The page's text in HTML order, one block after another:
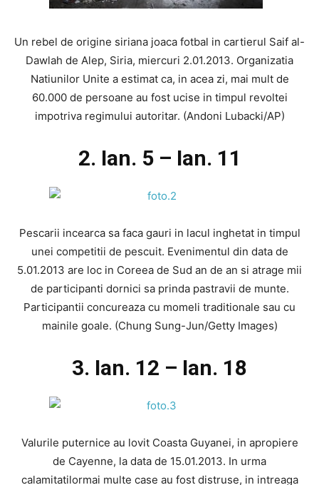
Un rebel de origine siriana joaca fotbal in cartierul Saif al-
Dawlah de Alep, Siria, miercuri 2.01.2013. Organizatia
Natiunilor Unite a estimat ca, in acea zi, mai mult de
60.000 de persoane au fost ucise in timpul revoltei
impotriva regimului autoritar. (Andoni Lubacki/AP)
2. Ian. 5 – Ian. 11
Pescarii incearca sa faca gauri in lacul inghetat in timpul
unei competitii de pescuit. Evenimentul din data de
5.01.2013 are loc in Coreea de Sud an de an si atrage mii
de participanti dornici sa prinda pastravii de munte.
Participantii concureaza cu momeli traditionale sau cu
mainile goale. (Chung Sung-Jun/Getty Images)
3. Ian. 12 – Ian. 18
Valurile puternice au lovit Coasta Guyanei, in apropiere
de Cayenne, la data de 15.01.2013. In urma
calamitatilormai multe case au fost distruse, in intreaga